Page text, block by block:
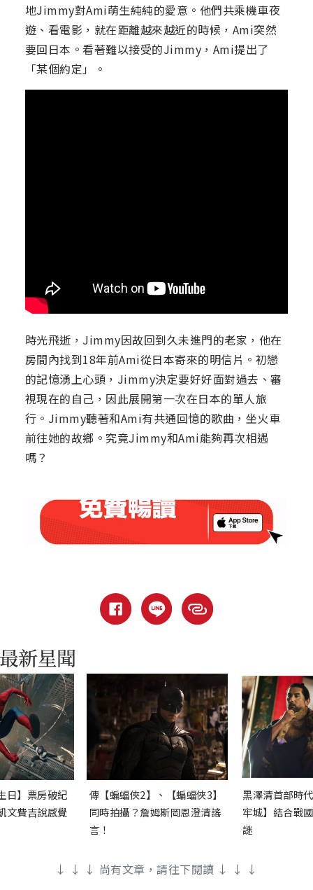
地Jimmy對Ami萌生純純的愛意。他們共乘機車夜
遊、看電影，就在距離越來越近的時候，Ami突然
要回日本。看著難以接受的Jimmy，Ami提出了
「某個約定」。
時光飛逝，Jimmy因故回到久未進門的老家，他在
房間內找到18年前Ami從日本寄來的明信片。初戀
的記憶湧上心頭，Jimmy決定要好好面對過去、審
視現在的自己，因此展開第一次在日本的單人旅
行。Jimmy聽著和Ami有共通回憶的歌曲，坐火車
前往她的故鄉。究竟Jimmy和Ami能夠再次相遇
嗎？
日】票房破紀
文費吉說感覺
傳【蝙蝠俠2】、【蝙蝠俠3】
同時拍攝？詹姆斯岡恩澄清謠
言！
黑澤清首部時
牢城】結合戰
謎
↓ ↓ ↓ 尚有文章，請往下閱讀 ↓ ↓ ↓